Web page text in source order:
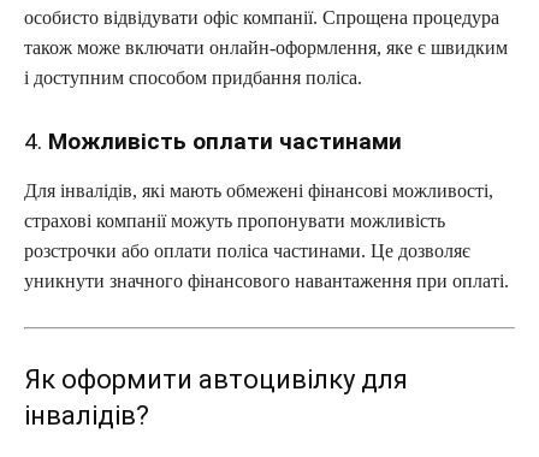
особисто відвідувати офіс компанії. Спрощена процедура
також може включати онлайн-оформлення, яке є швидким
і доступним способом придбання поліса.
4. Можливість оплати частинами
Для інвалідів, які мають обмежені фінансові можливості,
страхові компанії можуть пропонувати можливість
розстрочки або оплати поліса частинами. Це дозволяє
уникнути значного фінансового навантаження при оплаті.
Як оформити автоцивілку для
інвалідів?